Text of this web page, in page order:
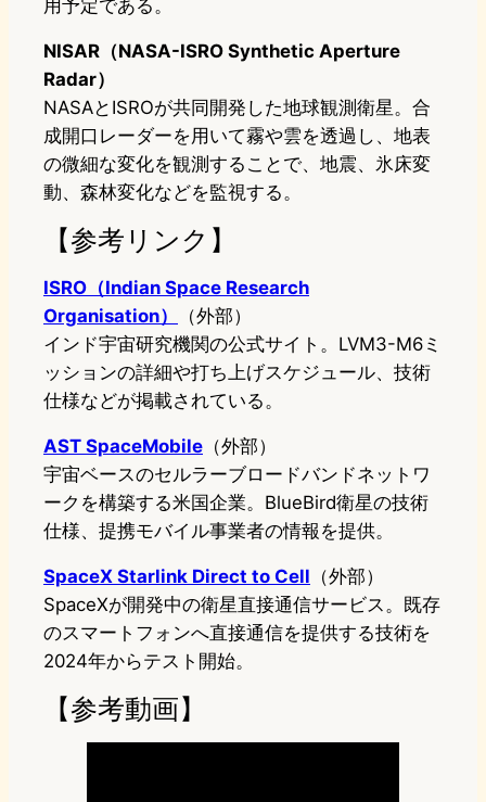
用予定である。
NISAR（NASA-ISRO Synthetic Aperture
Radar）
NASAとISROが共同開発した地球観測衛星。合
成開口レーダーを用いて霧や雲を透過し、地表
の微細な変化を観測することで、地震、氷床変
動、森林変化などを監視する。
【参考リンク】
ISRO（Indian Space Research
Organisation）
（外部）
インド宇宙研究機関の公式サイト。LVM3-M6ミ
ッションの詳細や打ち上げスケジュール、技術
仕様などが掲載されている。
AST SpaceMobile （外部）
宇宙ベースのセルラーブロードバンドネットワ
ークを構築する米国企業。BlueBird衛星の技術
仕様、提携モバイル事業者の情報を提供。
SpaceX Starlink Direct to Cell （外部）
SpaceXが開発中の衛星直接通信サービス。既存
のスマートフォンへ直接通信を提供する技術を
2024年からテスト開始。
【参考動画】